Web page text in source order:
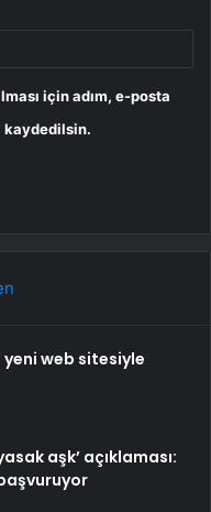
için adım, e-posta
kaydedilsin.
yeni web sitesiyle
aşk’ açıklaması: